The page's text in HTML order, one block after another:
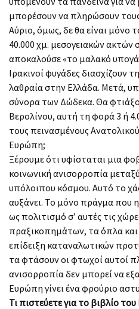
μπορέσουν να πληρώσουν
Αύριο, όμως, δε θα είναι μόνο
40.000 χμ. μεσογειακών ακτών
αποκαλούσε «το μαλακό
Ιρακινοί φυγάδες διασχίζουν
λαθραία στην Ελλάδα. Μετά,
σύνορα των Δώδεκα. Θα
Βερολίνου, αυτή τη φορά 3 ή
τους πεινασμένους
Ευρώπη;
Ξέρουμε ότι υφίσταται μια
κοινωνική ανισορροπία
υπόλοιπου κόσμου. Αυτό το
αυξάνει. Το μόνο πράγμα που
ως πολιτισμό σ’ αυτές τις
πραξικοπημάτων, τα όπλα
επίδειξη καταναλωτικών
τα φτάσουν οι φτωχοί αυτοί
ανισορροπία δεν μπορεί να
Ευρώπη γίνει ένα φρούριο
Τι πιστεύετε για το βιβλίο του